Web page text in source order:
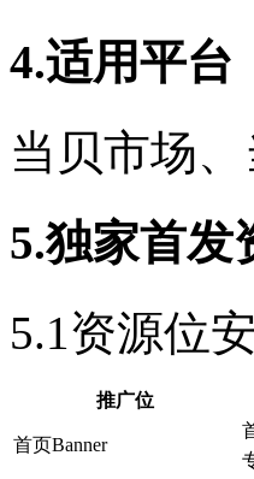
4.适用平台
当贝市场
5.独家首发
5.1资源位
推广位
首页Banner